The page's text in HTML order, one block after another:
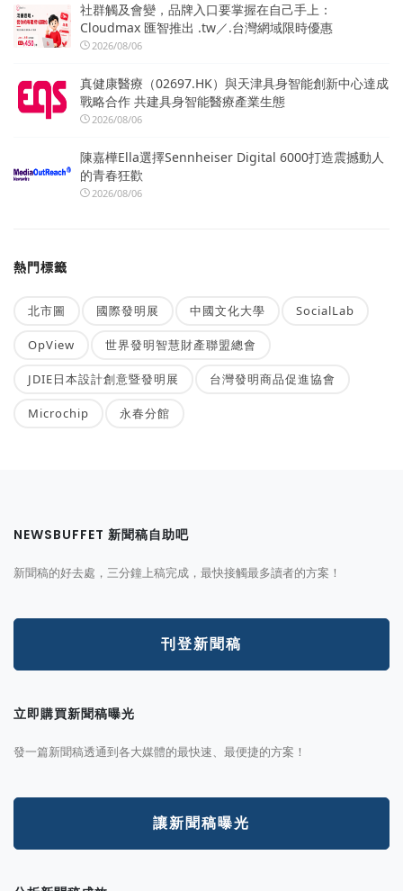
社群觸及會變，品牌入口要掌握在自己手上：
Cloudmax 匯智推出 .tw／.台灣網域限時優惠
2026/08/06
真健康醫療（02697.HK）與天津具身智能創新中心達成
戰略合作 共建具身智能醫療產業生態
2026/08/06
陳嘉樺Ella選擇Sennheiser Digital 6000打造震撼動人
的青春狂歡
2026/08/06
熱門標籤
北市圖 國際發明展 中國文化大學 SocialLab
OpView 世界發明智慧財產聯盟總會
JDIE日本設計創意暨發明展 台灣發明商品促進協會
Microchip 永春分館
NEWSBUFFET 新聞稿自助吧
新聞稿的好去處，三分鐘上稿完成，最快接觸最多讀者的方案！
刊登新聞稿
立即購買新聞稿曝光
發一篇新聞稿透通到各大媒體的最快速、最便捷的方案！
讓新聞稿曝光